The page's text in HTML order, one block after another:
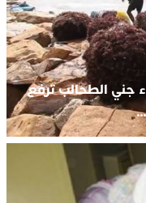
جني الطحالب ترفع